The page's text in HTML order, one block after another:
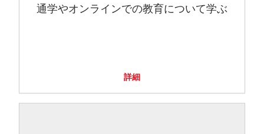
通学やオンラインでの教育について学ぶ
詳細